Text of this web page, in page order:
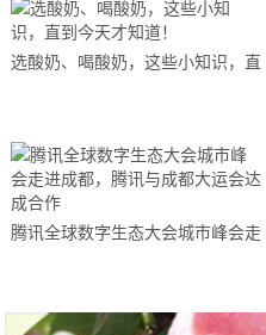
选酸奶、喝酸奶，这些小知识，直
腾讯全球数字生态大会城市峰会走